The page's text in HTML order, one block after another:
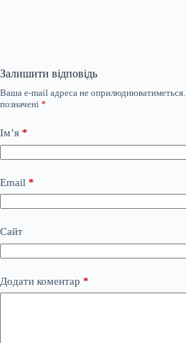
Залишити відповідь
Ваша e-mail адреса не оприлюднюватиметься.
позначені *
Ім’я *
Email *
Сайт
Додати коментар *